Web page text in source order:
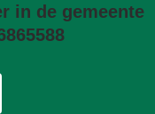
in de gemeente